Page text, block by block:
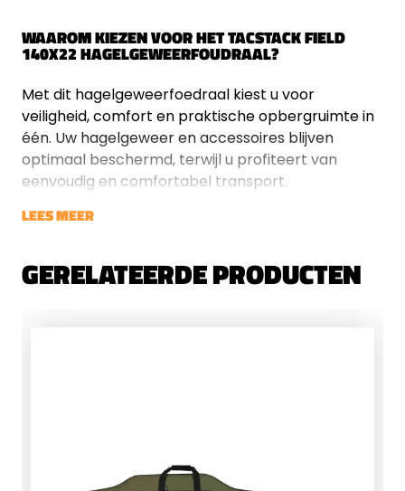
WAAROM KIEZEN VOOR HET TACSTACK FIELD
140X22 HAGELGEWEERFOUDRAAL?
Met dit hagelgeweerfoedraal kiest u voor
veiligheid, comfort en praktische opbergruimte in
één. Uw hagelgeweer en accessoires blijven
optimaal beschermd, terwijl u profiteert van
eenvoudig en comfortabel transport.
LEES MEER
GERELATEERDE PRODUCTEN